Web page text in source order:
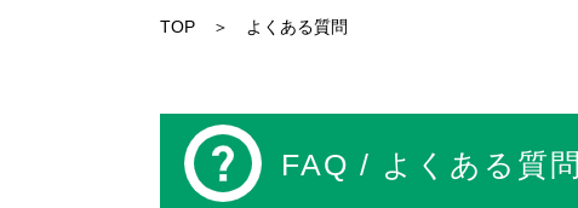
TOP ＞ よくある質問
FAQ / よくある質問